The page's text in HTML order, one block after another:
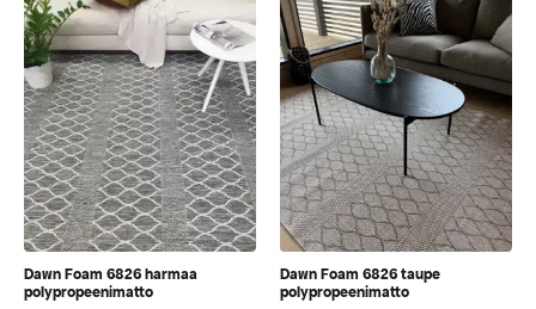
Dawn Foam 6826 harmaa
polypropeenimatto
Dawn Foam 6826 taupe
polypropeenimatto